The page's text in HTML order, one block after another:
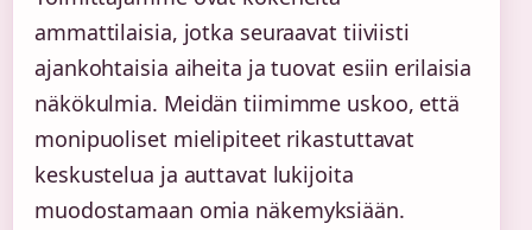
ammattilaisia, jotka seuraavat tiiviisti
ajankohtaisia aiheita ja tuovat esiin erilaisia
näkökulmia. Meidän tiimimme uskoo, että
monipuoliset mielipiteet rikastuttavat
keskustelua ja auttavat lukijoita
muodostamaan omia näkemyksiään.